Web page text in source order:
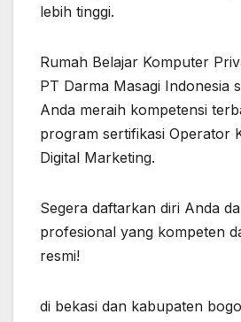
lebih tinggi.
Rumah Belajar Komputer
PT Darma Masagi Indonesia
Anda meraih kompetensi
program sertifikasi Operator
Digital Marketing.
Segera daftarkan diri Anda
profesional yang kompeten
resmi!
di bekasi dan kabupaten